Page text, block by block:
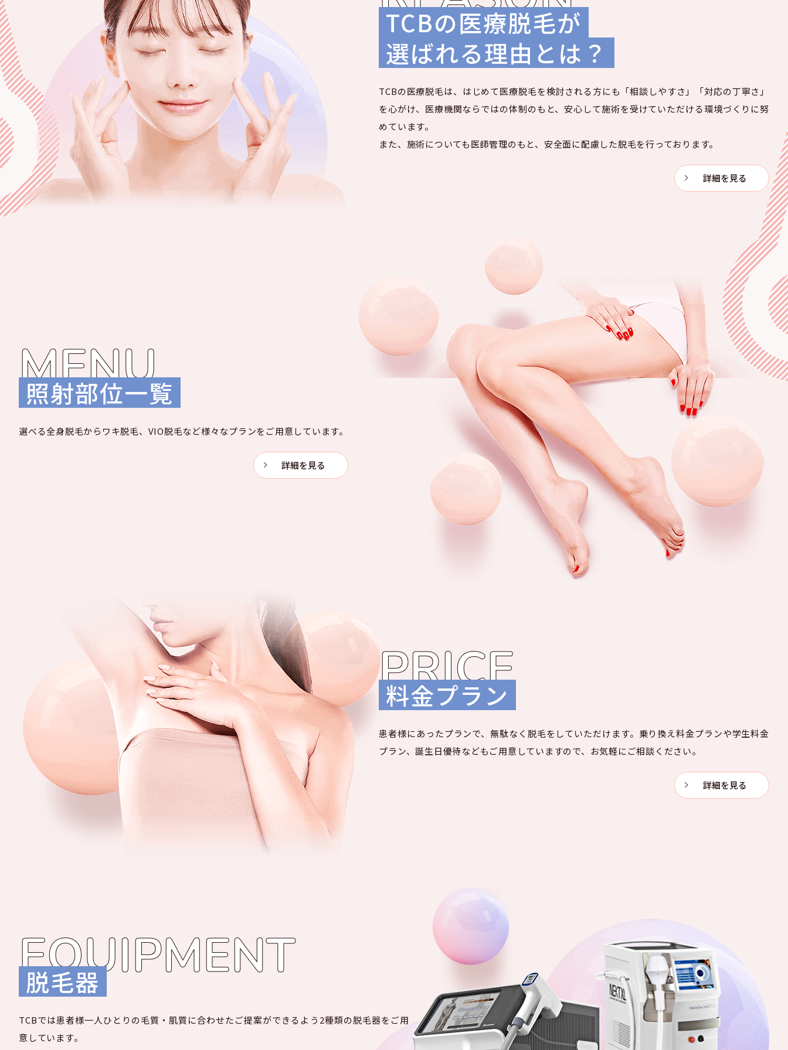
TCBの医療脱毛が
選ばれる理由とは？
TCBの医療脱毛は、はじめて医療脱毛を検討される方にも「相談しやすさ」「対応の丁寧さ」
を心がけ、医療機関ならではの体制のもと、安心して施術を受けていただける環境づくりに努
めています。
また、施術についても医師管理のもと、安全面に配慮した脱毛を行っております。
詳細を見る
MENU
照射部位一覧
選べる全身脱毛からワキ脱毛、VIO脱毛など様々なプランをご用意しています。
詳細を見る
PRICE
料金プラン
患者様にあったプランで、無駄なく脱毛をしていただけます。乗り換え料金プランや学生料金
プラン、誕生日優待などもご用意していますので、お気軽にご相談ください。
詳細を見る
EQUIPMENT
脱毛器
TCBでは患者様一人ひとりの毛質・肌質に合わせたご提案ができるよう2種類の脱毛器をご用
意しています。